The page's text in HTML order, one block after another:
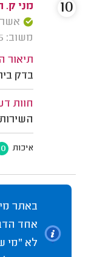
מני ק.
אשרור: 08/
משוב: 09/12/2025
תיאור
בדק
חוות
איכות
10
באתר
אחד
לא "מי